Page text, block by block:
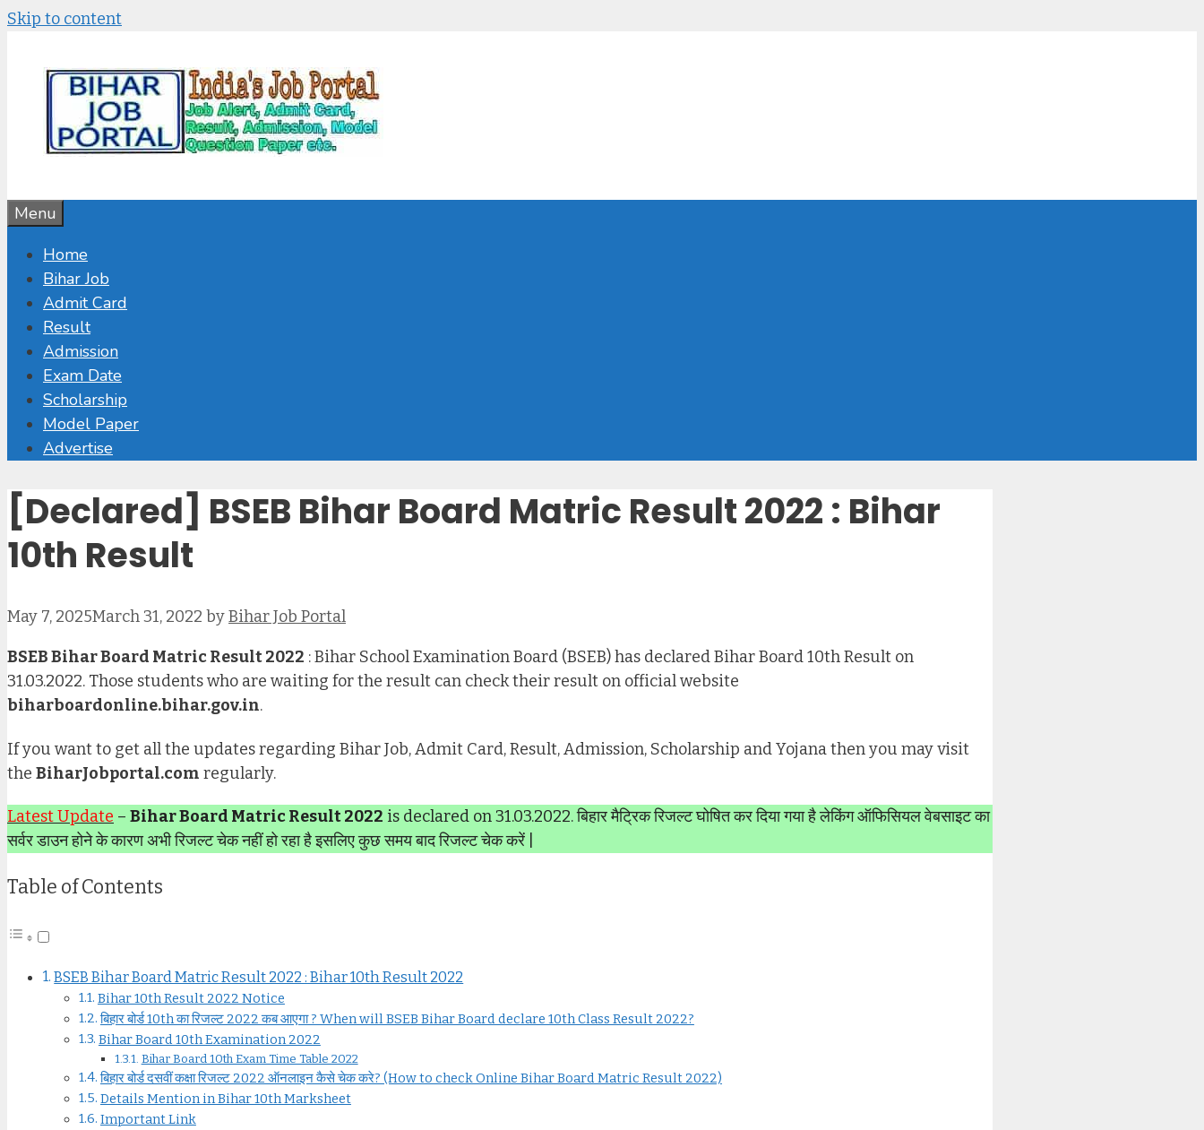
Skip to content
Menu
Home
Bihar Job
Admit Card
Result
Admission
Exam Date
Scholarship
Model Paper
Advertise
[Declared] BSEB Bihar Board Matric Result 2022 : Bihar
10th Result
May 7, 2025March 31, 2022 byBihar Job Portal
BSEB Bihar Board Matric Result 2022 : Bihar School Examination Board (BSEB) has declared Bihar Board 10th Result on
31.03.2022. Those students who are waiting for the result can check their result on official website
biharboardonline.bihar.gov.in.
If you want to get all the updates regarding Bihar Job, Admit Card, Result, Admission, Scholarship and Yojana then you may visit
the BiharJobportal.com regularly.
Latest Update – Bihar Board Matric Result 2022 is declared on 31.03.2022. बिहार मैट्रिक रिजल्ट घोषित कर दिया गया है लेकिंग ऑफिसियल वेबसाइट का
सर्वर डाउन होने के कारण अभी रिजल्ट चेक नहीं हो रहा है इसलिए कुछ समय बाद रिजल्ट चेक करें |
Table of Contents
BSEB Bihar Board Matric Result 2022 : Bihar 10th Result 2022
Bihar 10th Result 2022 Notice
बिहार बोर्ड 10th का रिजल्ट 2022 कब आएगा ? When will BSEB Bihar Board declare 10th Class Result 2022?
Bihar Board 10th Examination 2022
Bihar Board 10th Exam Time Table 2022
बिहार बोर्ड दसवीं कक्षा रिजल्ट 2022 ऑनलाइन कैसे चेक करे? (How to check Online Bihar Board Matric Result 2022)
Details Mention in Bihar 10th Marksheet
Important Link